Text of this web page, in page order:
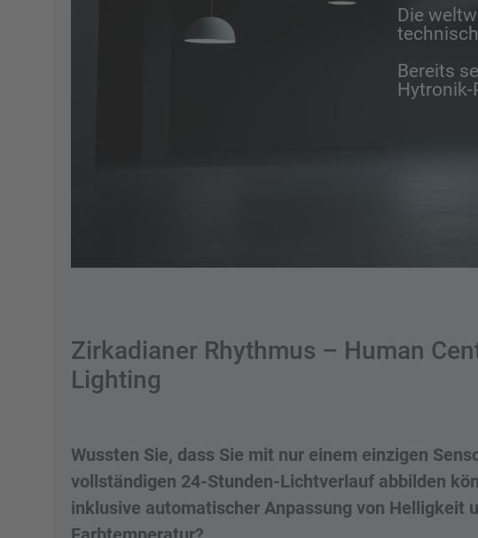
Die
Bereits
Zirkadianer Rhythmus – Human
Lighting
Wussten Sie, dass Sie mit nur einem einzigen
vollständigen 24-Stunden-Lichtverlauf abbilden
inklusive automatischer Anpassung von Helligkeit